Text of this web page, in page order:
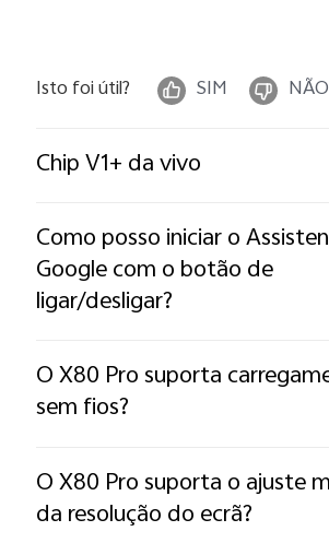
Isto foi útil? SIM NÃO
Chip V1+ da vivo
Como posso iniciar o
Google com o botão de
ligar/desligar?
O X80 Pro suporta
sem fios?
O X80 Pro suporta o ajuste
da resolução do ecrã?